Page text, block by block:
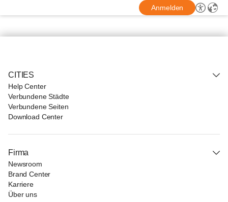
Anmelden
CITIES
Help Center
Verbundene Städte
Verbundene Seiten
Download Center
Firma
Newsroom
Brand Center
Karriere
Über uns